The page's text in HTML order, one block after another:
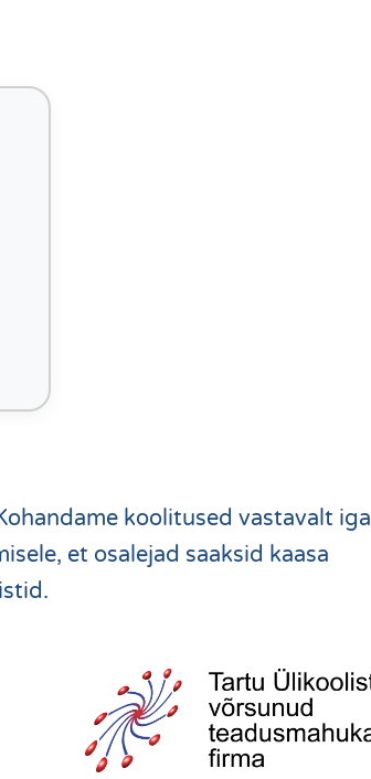
koolitused vastavalt iga
et osalejad saaksid kaasa